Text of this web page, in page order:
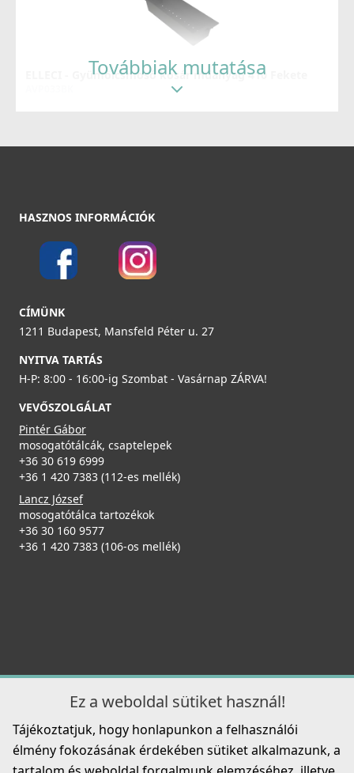
93 990 Ft
Részletek
219 990 Ft
Részletek
ELLECI - Csaptelep Arch - Fekete
MOKARHBK
269 990 Ft
ELLECI - Gyümölcsmosó kosár műanyag 410 Fekete
kerettel - Arany
ELLECI - Tároló edény egyrészes gourmet 410 HPL
kerettel - Inox
ELLECI - Tároló edény egyrészes gourmet 410 HPL
Továbbiak mutatása
HASZNOS INFORMÁCIÓK
CÍMÜNK
1211 Budapest, Mansfeld Péter u. 27
NYITVA TARTÁS
H-P: 8:00 - 16:00-ig Szombat - Vasárnap ZÁRVA!
VEVŐSZOLGÁLAT
Pintér Gábor
mosogatótálcák, csaptelepek
+36 30 619 6999
+36 1 420 7383 (112-es mellék)
Lancz József
mosogatótálca tartozékok
+36 30 160 9577
+36 1 420 7383 (106-os mellék)
Ez a weboldal sütiket használ!
Tájékoztatjuk, hogy honlapunkon a felhasználói
élmény fokozásának érdekében sütiket alkalmazunk, a